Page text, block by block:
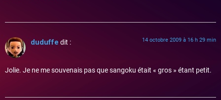
duduffe dit : 14 octobre 2009 à 16 h 29 min
Jolie. Je ne me souvenais pas que sangoku était « gros » étant petit.